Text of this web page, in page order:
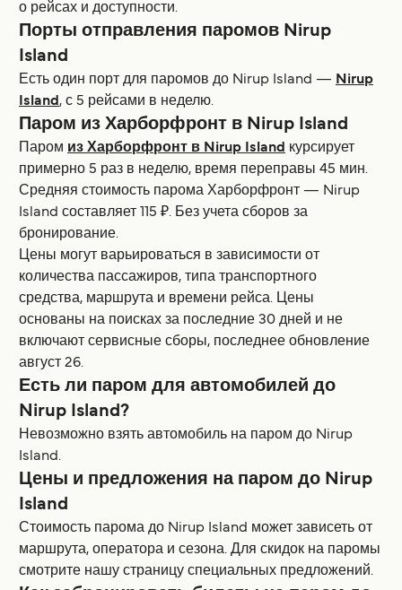
о рейсах и доступности.
Порты отправления паромов Nirup
Island
Есть один порт для паромов до Nirup Island — Nirup
Island , с 5 рейсами в неделю.
Паром из Харборфронт в Nirup Island
Паром из Харборфронт в Nirup Island курсирует
примерно 5 раз в неделю, время переправы 45 мин.
Средняя стоимость парома Харборфронт — Nirup
Island составляет 115 ₽. Без учета сборов за
бронирование.
Цены могут варьироваться в зависимости от
количества пассажиров, типа транспортного
средства, маршрута и времени рейса. Цены
основаны на поисках за последние 30 дней и не
включают сервисные сборы, последнее обновление
август 26.
Есть ли паром для автомобилей до
Nirup Island?
Невозможно взять автомобиль на паром до Nirup
Island.
Цены и предложения на паром до Nirup
Island
Стоимость парома до Nirup Island может зависеть от
маршрута, оператора и сезона. Для скидок на паромы
смотрите нашу страницу специальных предложений.